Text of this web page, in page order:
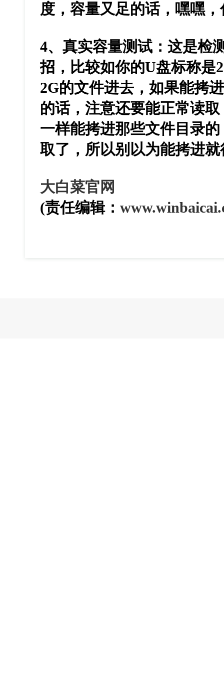
度，容量又足的话，嘿嘿
4、真实容量测试：这是检
招，比较如你的U盘标称是
2G的文件进去，如果能拷
的话，注意还要能正常读
一样能拷进那些文件目录
取了，所以别以为能拷进就
大白菜官网
(责任编辑：